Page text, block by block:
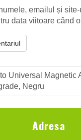
emailul și
data viitoare când
Universal Magnetic
Negru
Adresa